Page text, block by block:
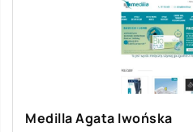
Medilla Agata Iwońska